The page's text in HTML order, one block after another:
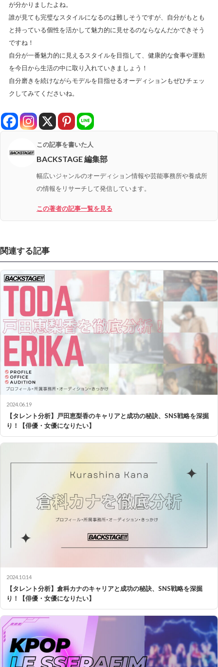
が分かりましたよね。
誰が見ても完璧なスタイルになるのは難しそうですが、 自分がもとも
と持っている個性を活かして魅力的に見せるのならなんだかできそう
ですね！
自分が一番魅力的に見えるスタイルを目指して、健康的な食事や運動
を今日から生活の中に取り入れていきましょう！
自分磨きを続けながらモデルを目指せるオーディションもぜひチェッ
クしてみてくださいね。
この記事を書いた人
BACKSTAGE 編集部
幅広いジャンルのオーディション情報や芸能事務所や養成所
の情報をリサーチして発信しています。
この著者の記事一覧を見る
関連する記事
2024.06.19
【タレント分析】戸田恵梨香のキャリアと成功の秘訣、SNS戦略を深掘
り！【俳優・女優になりたい】
2024.10.14
【タレント分析】倉科カナのキャリアと成功の秘訣、SNS戦略を深掘
り！【俳優・女優になりたい】